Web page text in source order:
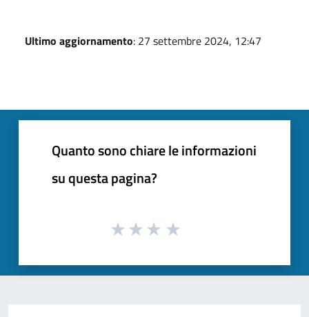
Ultimo aggiornamento: 27 settembre 2024, 12:47
Quanto sono chiare le informazioni
su questa pagina?